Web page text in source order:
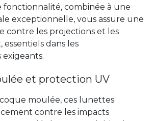
fonctionnalité, combinée à une
exceptionnelle, vous assure une
contre les projections et les
dans les
et protection UV
moulée, ces lunettes
contre les impacts